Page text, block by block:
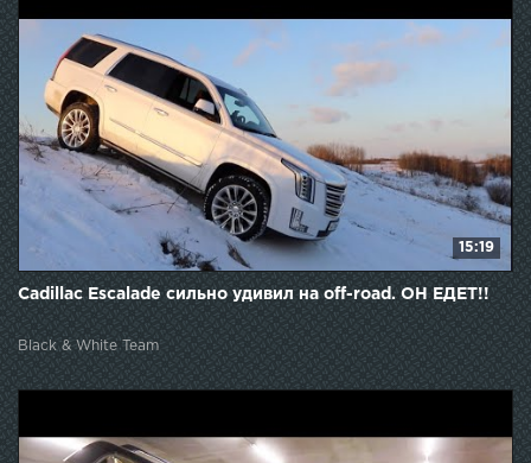
15:19
Cadillac Escalade сильно удивил на off-road. ОН ЕДЕТ!!
Black & White Team